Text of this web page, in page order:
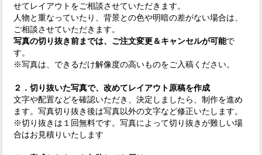
せてレイアウトをご相談させていただきます。
人物と重なっていたり、背景との色や明暗の差がない場合は、
ご相談させていただきます。
写真の切り抜き前までは、ご注文変更＆キャンセルが可能で
す。
※写真は、できるだけ解像度の高いものをご入稿ください。
２．切り抜いた写真で、改めてレイアウト原稿を作成
文字や配置などを確認いただき、決定しましたら、制作を進め
ます。写真切り抜き後は写真以外の文字など修正いたします。
※切り抜きは１回無料です。写真によって切り抜きが難しい場
合はお見積りいたします